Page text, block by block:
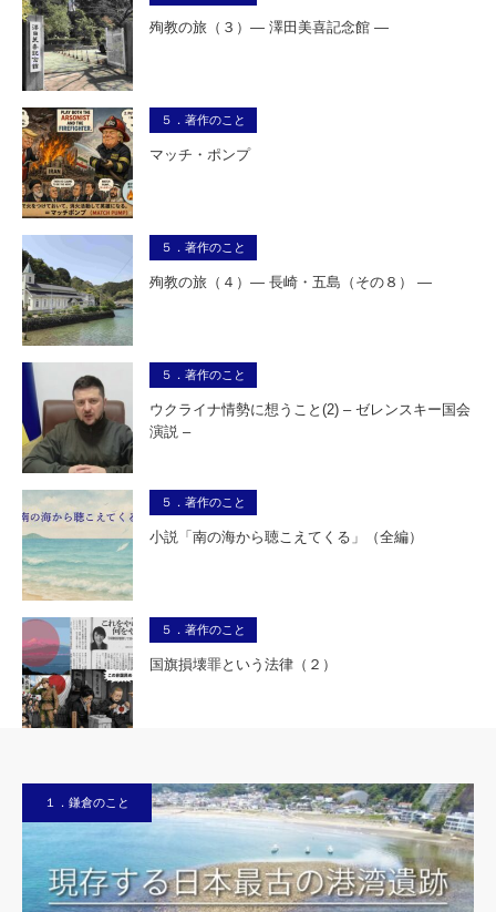
殉教の旅（３）― 澤田美喜記念館 ―
５．著作のこと
マッチ・ポンプ
５．著作のこと
殉教の旅（４）― 長崎・五島（その８） ―
５．著作のこと
ウクライナ情勢に想うこと(2) – ゼレンスキー国会
演説 –
５．著作のこと
小説「南の海から聴こえてくる」（全編）
５．著作のこと
国旗損壊罪という法律（２）
１．鎌倉のこと